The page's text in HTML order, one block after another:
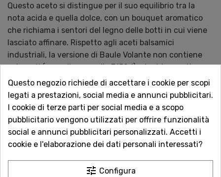
Questo aceto si distingue per il suo equilibrio tra la
nota acida e quella dolce, con un bouquet aromatico
che richiama i sentori del legno delle botti in cui viene
lasciato affinare. Rispetto agli aceti balsamici
industriali, la versione di Baule Volante non contiene
coloranti (come il caramello E150d) né addensanti
artificiali, affidandosi esclusivamente alla qualità delle
materie prime biologiche.
QUANTITÀ
AGGIUNGI AL CARRELLO
Questo negozio richiede di accettare i cookie per scopi
legati a prestazioni, social media e annunci pubblicitari.
I cookie di terze parti per social media e a scopo
pubblicitario vengono utilizzati per offrire funzionalità
social e annunci pubblicitari personalizzati. Accetti i
cookie e l'elaborazione dei dati personali interessati?
tune Configura